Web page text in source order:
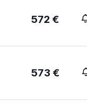
572 €
573 €